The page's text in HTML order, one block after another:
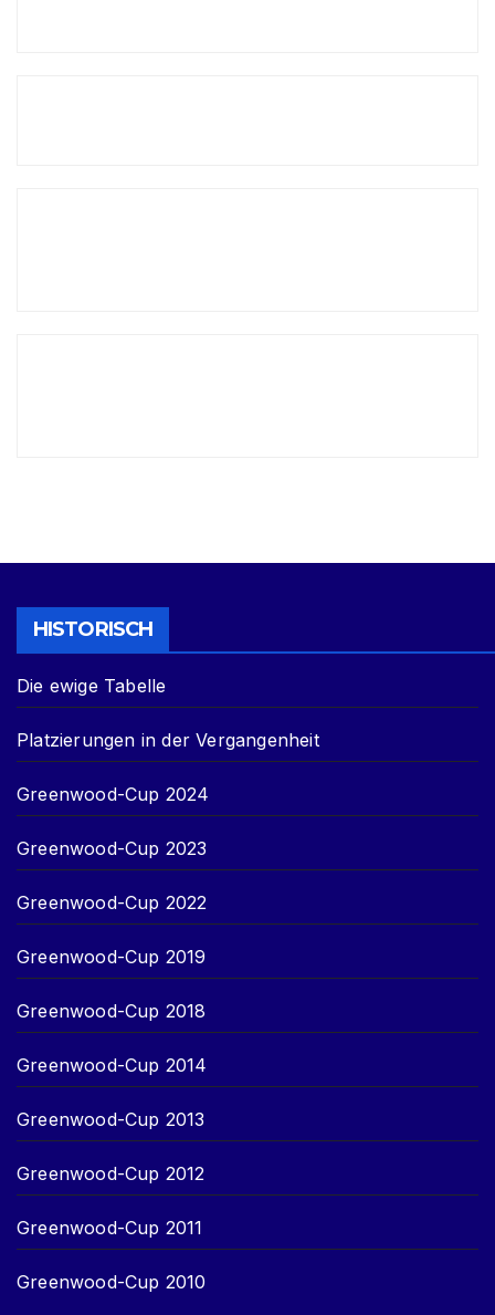
HISTORISCH
Die ewige Tabelle
Platzierungen in der Vergangenheit
Greenwood-Cup 2024
Greenwood-Cup 2023
Greenwood-Cup 2022
Greenwood-Cup 2019
Greenwood-Cup 2018
Greenwood-Cup 2014
Greenwood-Cup 2013
Greenwood-Cup 2012
Greenwood-Cup 2011
Greenwood-Cup 2010